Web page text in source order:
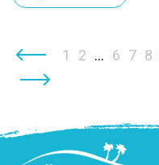
1 2 ... 6 7 8